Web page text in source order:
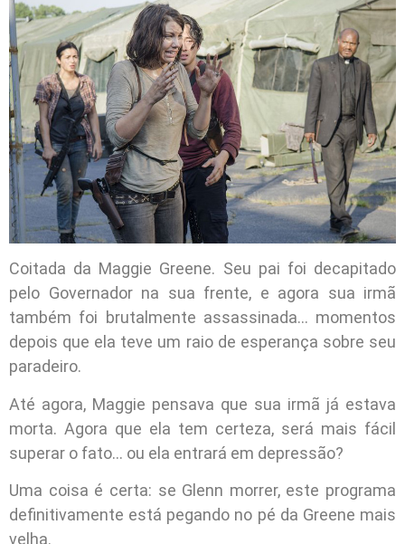
Coitada da Maggie Greene. Seu pai foi decapitado
pelo Governador na sua frente, e agora sua irmã
também foi brutalmente assassinada… momentos
depois que ela teve um raio de esperança sobre seu
paradeiro.
Até agora, Maggie pensava que sua irmã já estava
morta. Agora que ela tem certeza, será mais fácil
superar o fato… ou ela entrará em depressão?
Uma coisa é certa: se Glenn morrer, este programa
definitivamente está pegando no pé da Greene mais
velha.